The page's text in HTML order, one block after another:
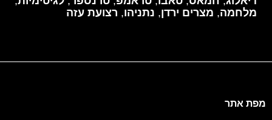
מלחמה, מצרים ירדן, נתניהו, רצועת עזה
מפת אתר